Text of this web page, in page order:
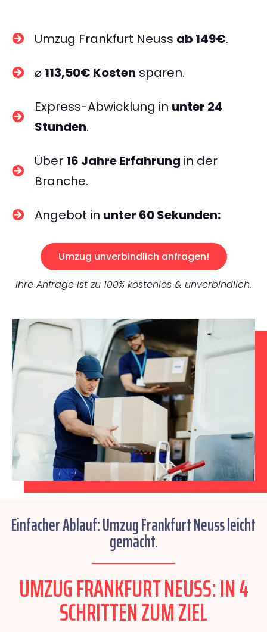
Umzug Frankfurt Neuss ab 149€.
⌀ 113,50€ Kosten sparen.
Express-Abwicklung in unter 24
Stunden.
Über 16 Jahre Erfahrung in der
Branche.
Angebot in unter 60 Sekunden:
Umzug unverbindlich anfragen!
Ihre Anfrage ist zu 100% kostenlos & unverbindlich.
Einfacher Ablauf: Umzug Frankfurt Neuss leicht
gemacht.
UMZUG FRANKFURT NEUSS: IN 4
SCHRITTEN ZUM ZIEL